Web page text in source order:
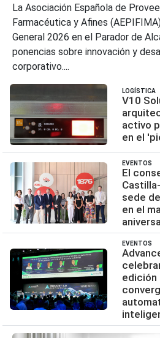
La Asociación Española de
Farmacéutica y Afines
General 2026 en el Parador de
ponencias sobre innovación y
corporativo....
LOGÍSTICA
V10
activo
en el
EVENTOS
El
sede
en el
EVENTOS
edición